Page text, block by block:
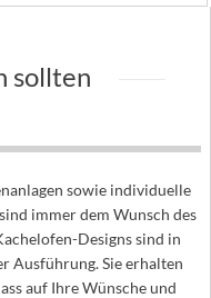
sollten
sowie individuelle
immer dem Wunsch des
Designs sind in
Ausführung. Sie erhalten
auf Ihre Wünsche und